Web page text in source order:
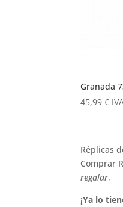
Granada
45,99€
Réplicas
Comprar
regalar,
¡Ya lo